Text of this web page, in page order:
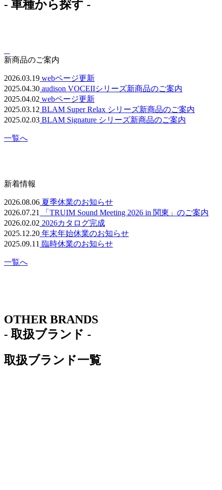
- 車種から探す -
新商品のご案内
2026.03.19 webページ更新
2025.04.30 audison VOCEIIシリーズ新商品のご案内
2025.04.02 webページ更新
2025.03.12 BLAM Super Relax シリーズ新商品のご案内
2025.02.03 BLAM Signature シリーズ新商品のご案内
一覧へ
新着情報
2026.08.06 夏季休業のお知らせ
2026.07.21
「TRUIM Sound Meeting 2026 in 関東」のご案内
2026.02.02 2026カタログ完成
2025.12.20 年末年始休業のお知らせ
2025.09.11 臨時休業のお知らせ
一覧へ
OTHER BRANDS
- 取扱ブランド -
取扱ブランド一覧